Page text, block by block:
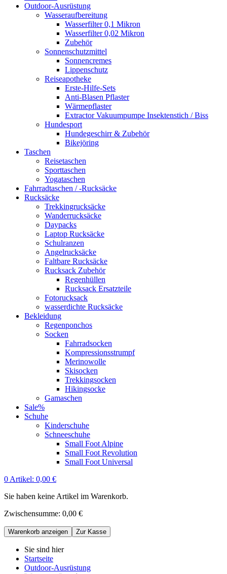
Outdoor-Ausrüstung
Wasseraufbereitung
Wasserfilter 0,1 Mikron
Wasserfilter 0,02 Mikron
Zubehör
Sonnenschutzmittel
Sonnencremes
Lippenschutz
Reiseapotheke
Erste-Hilfe-Sets
Anti-Blasen Pflaster
Wärmepflaster
Extractor Vakuumpumpe Insektenstich / Biss
Hundesport
Hundegeschirr & Zubehör
Bikejöring
Taschen
Reisetaschen
Sporttaschen
Yogataschen
Fahrradtaschen / -Rucksäcke
Rucksäcke
Trekkingrucksäcke
Wanderrucksäcke
Daypacks
Laptop Rucksäcke
Schulranzen
Angelrucksäcke
Faltbare Rucksäcke
Rucksack Zubehör
Regenhüllen
Rucksack Ersatzteile
Fotorucksack
wasserdichte Rucksäcke
Bekleidung
Regenponchos
Socken
Fahrradsocken
Kompressionsstrumpf
Merinowolle
Skisocken
Trekkingsocken
Hikingsocke
Gamaschen
Sale%
Schuhe
Kinderschuhe
Schneeschuhe
Small Foot Alpine
Small Foot Revolution
Small Foot Universal
0 Artikel: 0,00 €
Sie haben keine Artikel im Warenkorb.
Zwischensumme: 0,00 €
Warenkorb anzeigen Zur Kasse
Sie sind hier
Startseite
Outdoor-Ausrüstung